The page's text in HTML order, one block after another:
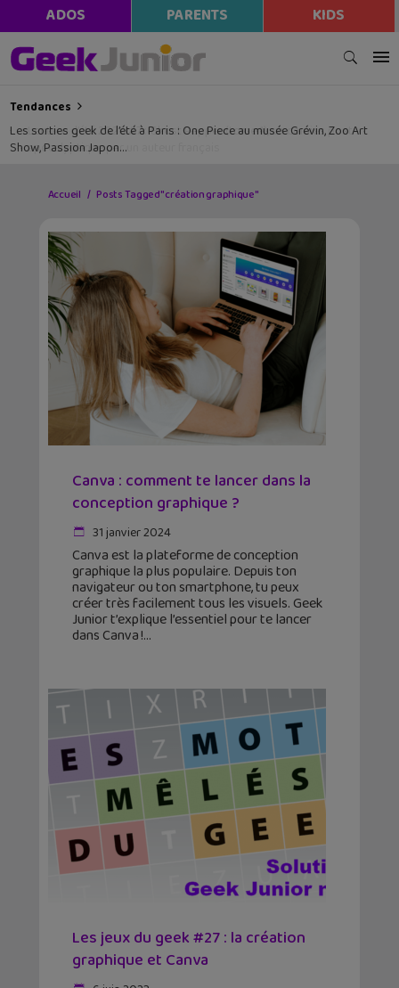
ADOS PARENTS KIDS
Tendances
Les sorties geek de l’été à Paris : One Piece au musée Grévin, Zoo Art
Show, Passion Japon…
Accueil Posts Tagged "création graphique"
Canva : comment te lancer dans la
conception graphique ?
31 janvier 2024
Canva est la plateforme de conception
graphique la plus populaire. Depuis ton
navigateur ou ton smartphone, tu peux
créer très facilement tous les visuels. Geek
Junior t’explique l’essentiel pour te lancer
dans Canva !
Les jeux du geek #27 : la création
graphique et Canva